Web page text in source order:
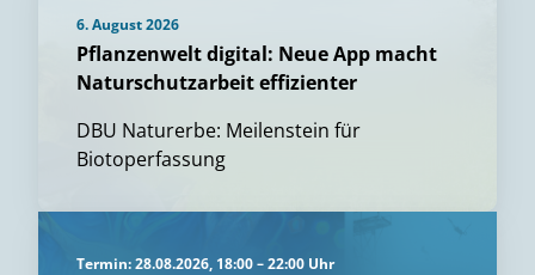
6. August 2026
Pflanzenwelt digital: Neue App macht
Naturschutzarbeit effizienter
DBU Naturerbe: Meilenstein für
Biotoperfassung
Termin: 28.08.2026, 18:00 – 22:00 Uhr